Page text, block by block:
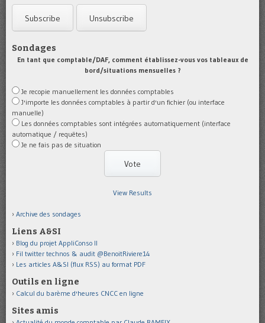
Sondages
En tant que comptable/DAF, comment établissez-vous vos tableaux de
bord/situations mensuelles ?
Je recopie manuellement les données comptables
J'importe les données comptables à partir d'un fichier (ou interface
manuelle)
Les données comptables sont intégrées automatiquement (interface
automatique / requêtes)
Je ne fais pas de situation
View Results
Archive des sondages
Liens A&SI
Blog du projet AppliConso II
Fil twitter technos & audit @BenoitRiviere14
Les articles A&SI (flux RSS) au format PDF
Outils en ligne
Calcul du barème d'heures CNCC en ligne
Sites amis